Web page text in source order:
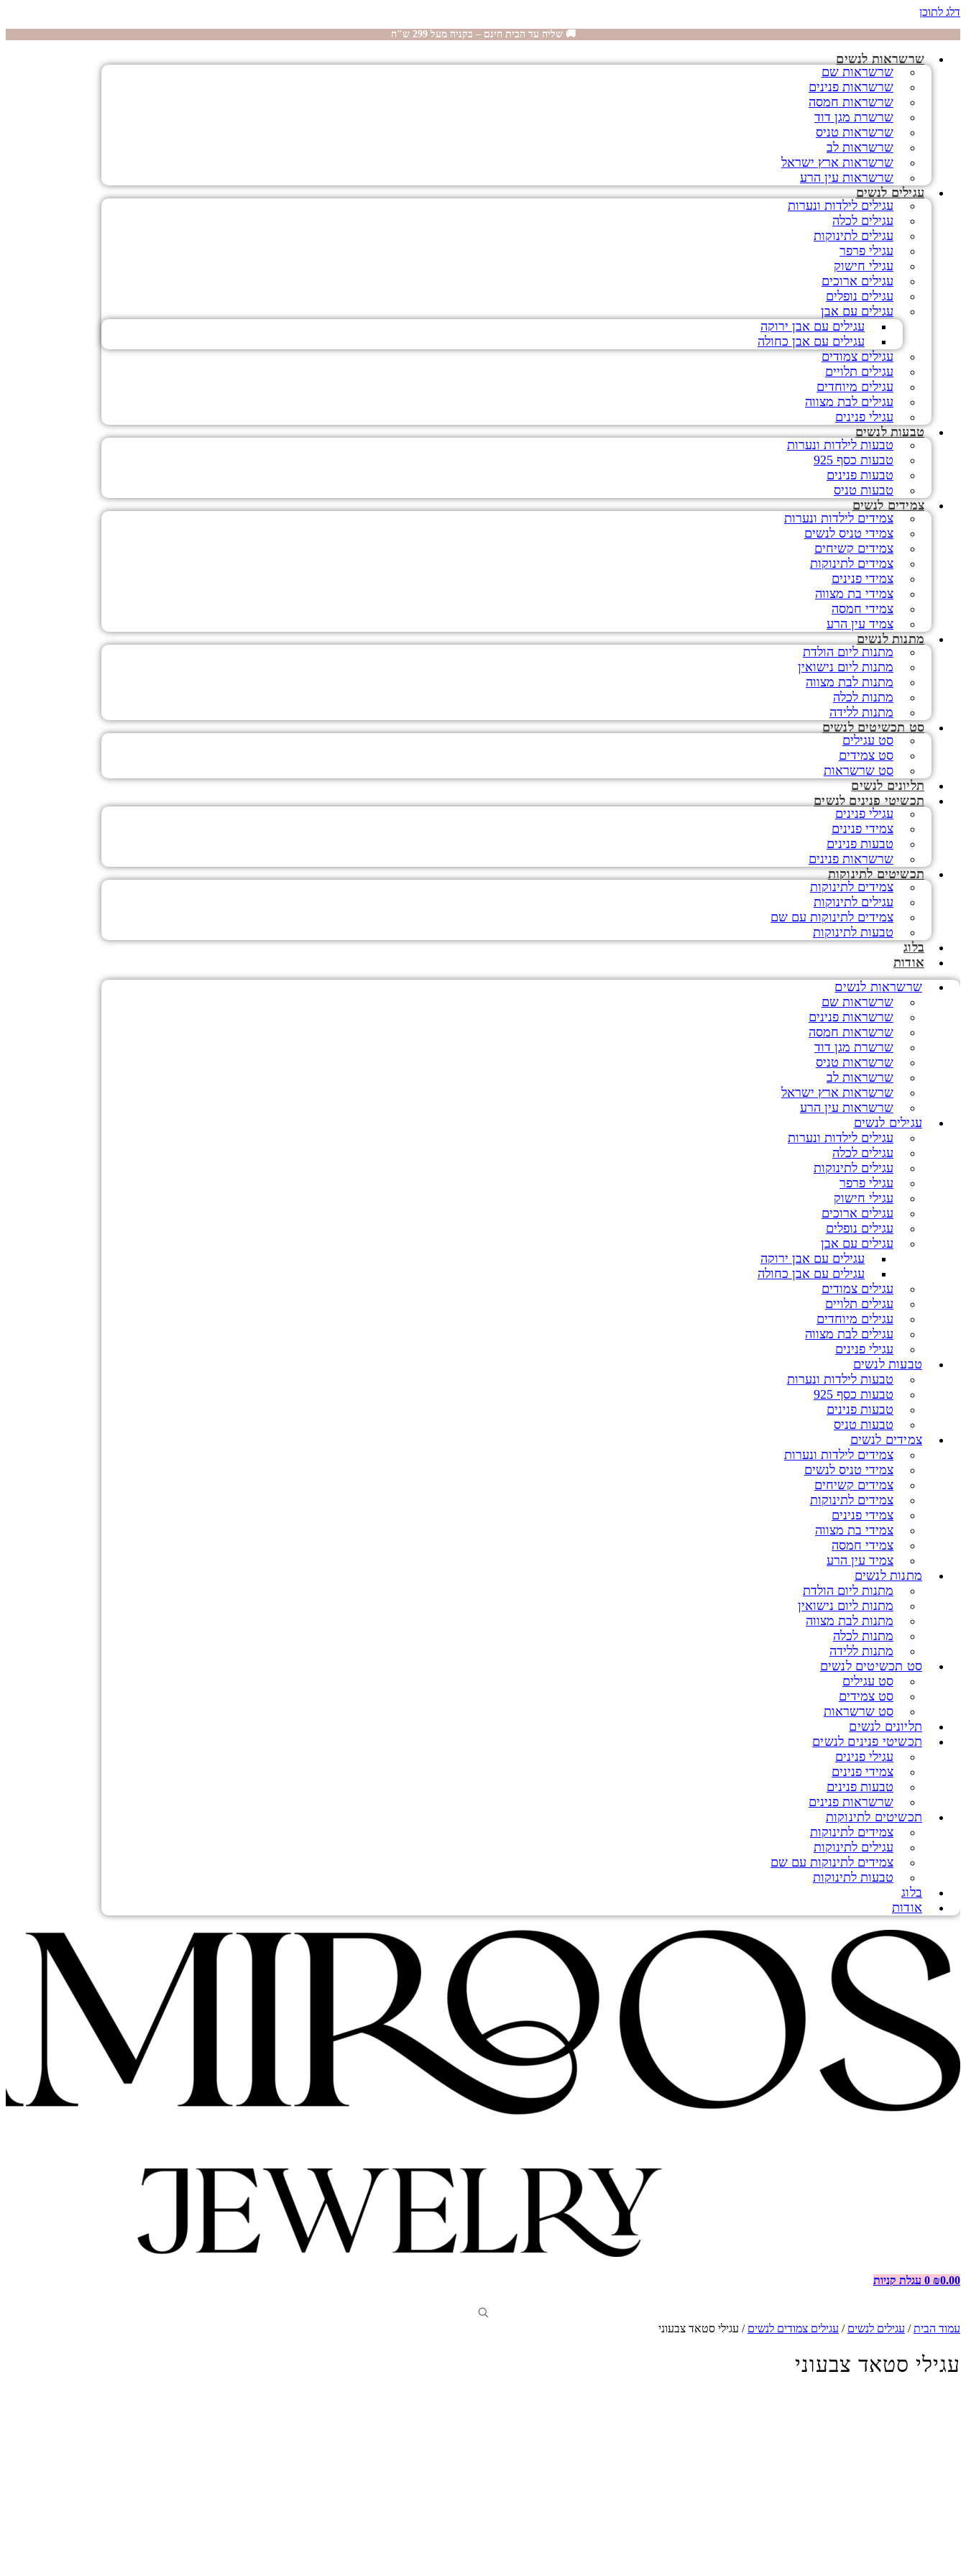
דלג לתוכן
🚚 שליח עד הבית חינם – בקניה מעל 299 ש"ח
שרשראות לנשים
שרשראות שם
שרשראות פנינים
שרשראות חמסה
שרשרת מגן דוד
שרשראות טניס
שרשראות לב
שרשראות ארץ ישראל
שרשראות עין הרע
עגילים לנשים
עגילים לילדות ונערות
עגילים לכלה
עגילים לתינוקות
עגילי פרפר
עגילי חישוק
עגילים ארוכים
עגילים נופלים
עגילים עם אבן
עגילים עם אבן ירוקה
עגילים עם אבן כחולה
עגילים צמודים
עגילים תלויים
עגילים מיוחדים
עגילים לבת מצווה
עגילי פנינים
טבעות לנשים
טבעות לילדות ונערות
טבעות כסף 925
טבעות פנינים
טבעות טניס
צמידים לנשים
צמידים לילדות ונערות
צמידי טניס לנשים
צמידים קשיחים
צמידים לתינוקות
צמידי פנינים
צמידי בת מצווה
צמידי חמסה
צמיד עין הרע
מתנות לנשים
מתנות ליום הולדת
מתנות ליום נישואין
מתנות לבת מצווה
מתנות לכלה
מתנות ללידה
סט תכשיטים לנשים
סט עגילים
סט צמידים
סט שרשראות
תליונים לנשים
תכשיטי פנינים לנשים
עגילי פנינים
צמידי פנינים
טבעות פנינים
שרשראות פנינים
תכשיטים לתינוקות
צמידים לתינוקות
עגילים לתינוקות
צמידים לתינוקות עם שם
טבעות לתינוקות
בלוג
אודות
שרשראות לנשים
שרשראות שם
שרשראות פנינים
שרשראות חמסה
שרשרת מגן דוד
שרשראות טניס
שרשראות לב
שרשראות ארץ ישראל
שרשראות עין הרע
עגילים לנשים
עגילים לילדות ונערות
עגילים לכלה
עגילים לתינוקות
עגילי פרפר
עגילי חישוק
עגילים ארוכים
עגילים נופלים
עגילים עם אבן
עגילים עם אבן ירוקה
עגילים עם אבן כחולה
עגילים צמודים
עגילים תלויים
עגילים מיוחדים
עגילים לבת מצווה
עגילי פנינים
טבעות לנשים
טבעות לילדות ונערות
טבעות כסף 925
טבעות פנינים
טבעות טניס
צמידים לנשים
צמידים לילדות ונערות
צמידי טניס לנשים
צמידים קשיחים
צמידים לתינוקות
צמידי פנינים
צמידי בת מצווה
צמידי חמסה
צמיד עין הרע
מתנות לנשים
מתנות ליום הולדת
מתנות ליום נישואין
מתנות לבת מצווה
מתנות לכלה
מתנות ללידה
סט תכשיטים לנשים
סט עגילים
סט צמידים
סט שרשראות
תליונים לנשים
תכשיטי פנינים לנשים
עגילי פנינים
צמידי פנינים
טבעות פנינים
שרשראות פנינים
תכשיטים לתינוקות
צמידים לתינוקות
עגילים לתינוקות
צמידים לתינוקות עם שם
טבעות לתינוקות
בלוג
אודות
₪0.00
0 עגלת קניות
עמוד הבית/ עגילים לנשים / עגילים צמודים לנשים / עגילי סטאד צבעוני
עגילי סטאד צבעוני